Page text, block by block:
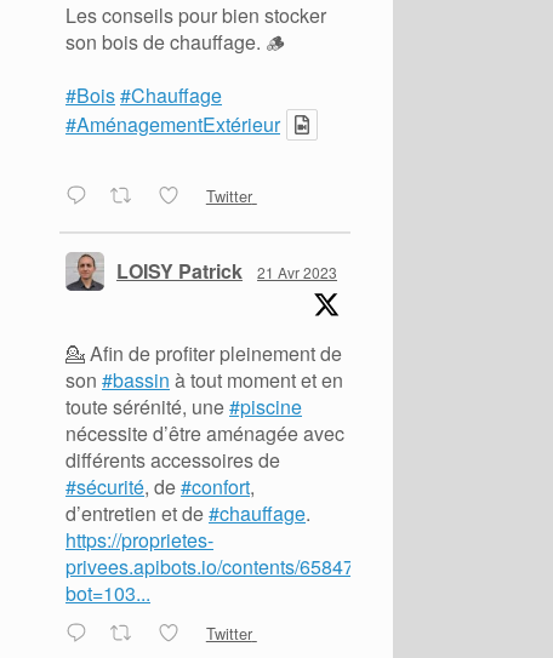
Les conseils pour bien stocker
son bois de chauffage. 🪵
#Bois#Chauffage
#AménagementExtérieur
Twitter
LOISY Patrick 21 Avr 2023
💁 Afin de profiter pleinement de
son#bassin à tout moment et en
toute sérénité, une#piscine
nécessite d’être aménagée avec
différents accessoires de
#sécurité, de#confort,
d’entretien et de#chauffage.
https://proprietes-
privees.apibots.io/contents/65847?
bot=103...
Twitter